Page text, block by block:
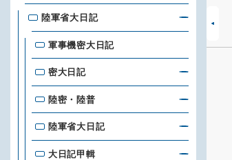
陸軍省大日記
軍事機密大日記
密大日記
陸密・陸普
陸軍省大日記
大日記甲輯